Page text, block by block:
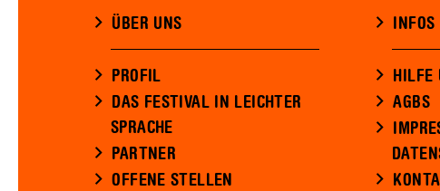
ÜBER UNS
PROFIL
DAS FESTIVAL IN LEICHTER
SPRACHE
PARTNER
OFFENE STELLEN
INFOS
HILFE
AGBS